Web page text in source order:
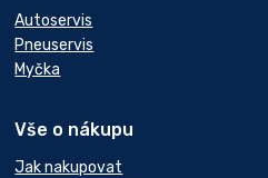
Autoservis
Pneuservis
Myčka
Vše o nákupu
Jak nakupovat